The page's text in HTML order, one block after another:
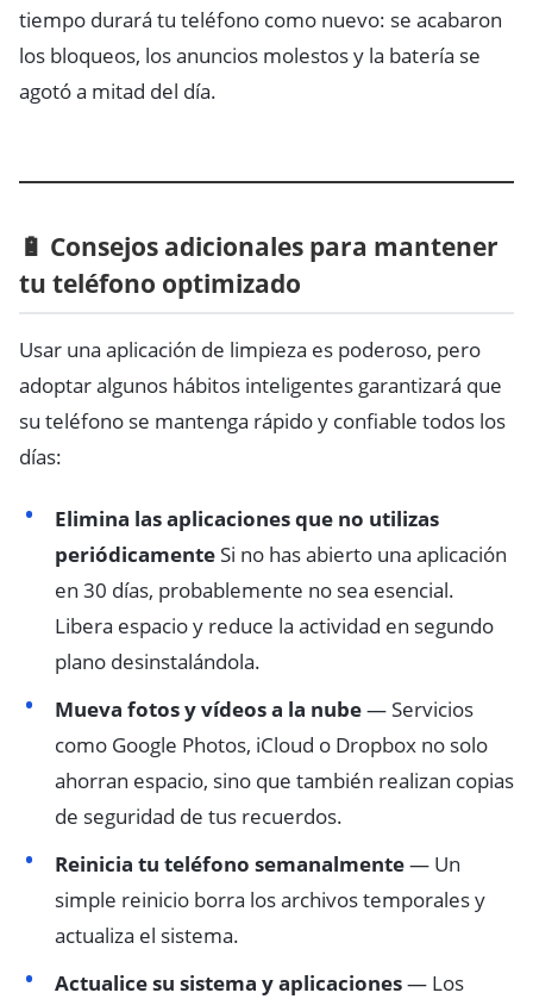
tiempo durará tu teléfono como nuevo: se acabaron
los bloqueos, los anuncios molestos y la batería se
agotó a mitad del día.
🔋 Consejos adicionales para mantener
tu teléfono optimizado
Usar una aplicación de limpieza es poderoso, pero
adoptar algunos hábitos inteligentes garantizará que
su teléfono se mantenga rápido y confiable todos los
días:
Elimina las aplicaciones que no utilizas
periódicamenteSi no has abierto una aplicación
en 30 días, probablemente no sea esencial.
Libera espacio y reduce la actividad en segundo
plano desinstalándola.
Mueva fotos y vídeos a la nube— Servicios
como Google Photos, iCloud o Dropbox no solo
ahorran espacio, sino que también realizan copias
de seguridad de tus recuerdos.
Reinicia tu teléfono semanalmente— Un
simple reinicio borra los archivos temporales y
actualiza el sistema.
Actualice su sistema y aplicaciones— Los